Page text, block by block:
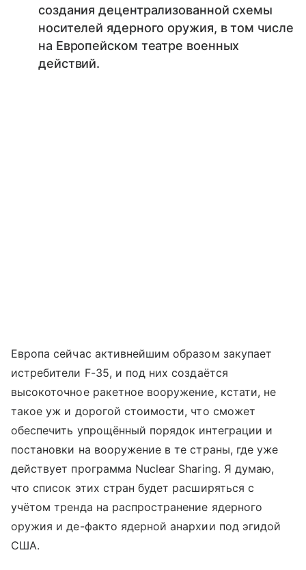
создания децентрализованной схемы
носителей ядерного оружия, в том числе
на Европейском театре военных
действий.
Европа сейчас активнейшим образом закупает
истребители F-35, и под них создаётся
высокоточное ракетное вооружение, кстати, не
такое уж и дорогой стоимости, что сможет
обеспечить упрощённый порядок интеграции и
постановки на вооружение в те страны, где уже
действует программа Nuclear Sharing. Я думаю,
что список этих стран будет расширяться с
учётом тренда на распространение ядерного
оружия и де-факто ядерной анархии под эгидой
США.